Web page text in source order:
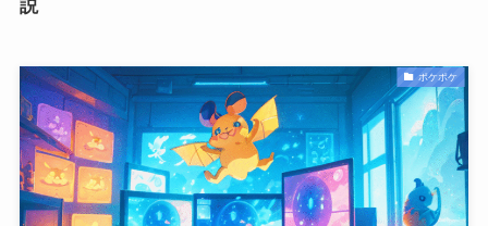
説
ポケポケ